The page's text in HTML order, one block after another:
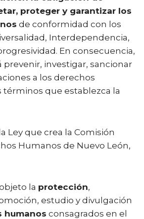
proteger y garantizar los
de conformidad con los
Interdependencia,
En consecuencia,
prevenir, investigar, sancionar
a los derechos
términos que establezca la
Ley que crea la Comisión
Humanos de Nuevo León,
la protección,
estudio y divulgación
humanos consagrados en el